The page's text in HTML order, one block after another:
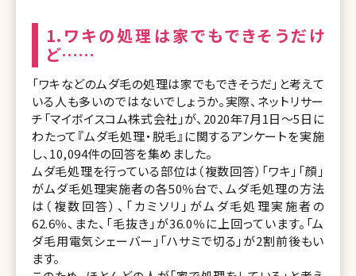
1.ワキの処理は家でもできそうだけ
ど……
「ワキなどのムダ毛の処理は家でもできそうだ」と考えて
いる人も多いのではないでしょうか。実際、ネットリサー
チ「マイボイスコム株式会社」が、2020年7月1日～5日に
わたって『ムダ毛処理・脱毛』に関するアンケートを実施
し、10,094件の回答を集めました。
ムダ毛処理を行っている部位は（複数回答）「ワキ」「顔」
がムダ毛処理実施者の各50％台で、ムダ毛処理の方法
は（複数回答）、「カミソリ」がムダ毛処理実施者の
62.6％、また、「毛抜き」が36.0％に上回っています。「ム
ダ毛用電気シェーバー」「ハサミで切る」が2割前後もい
ます。